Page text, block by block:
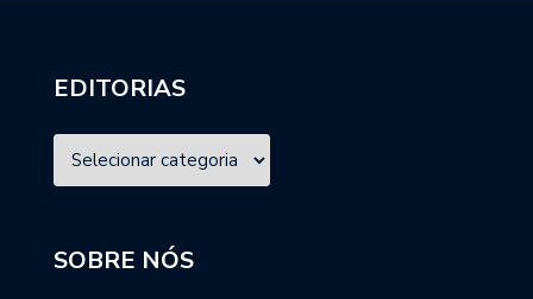
EDITORIAS
SOBRE NÓS